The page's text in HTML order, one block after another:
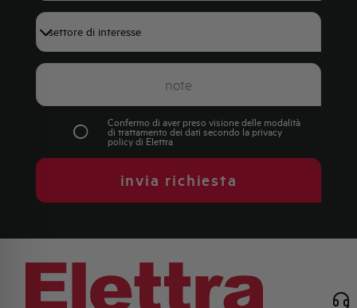
Confermo di aver preso visione delle modalità
di trattamento dei dati secondo la privacy
policydi Elettra
invia richiesta